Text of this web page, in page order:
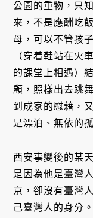
公園的重物，只
來，不是應酬吃
母，可以不管孩
（穿着鞋站在火
的課堂上相遇）
顧，照樣出去跳
到成家的慰藉，
是漂泊、無依的
西安事變後的某
是因為他是臺灣
京，卻沒有臺灣
己臺灣人的身分